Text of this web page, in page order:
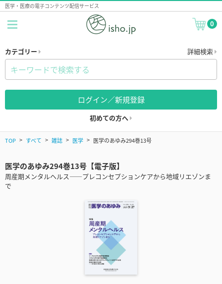
医学・医療の電子コンテンツ配信サービス
0
カテゴリー 詳細検索
ログイン／新規登録
初めての方へ
TOP すべて 雑誌 医学 医学のあゆみ294巻13号
医学のあゆみ294巻13号【電子版】
周産期メンタルヘルス――プレコンセプションケアから地域リエゾンま
で